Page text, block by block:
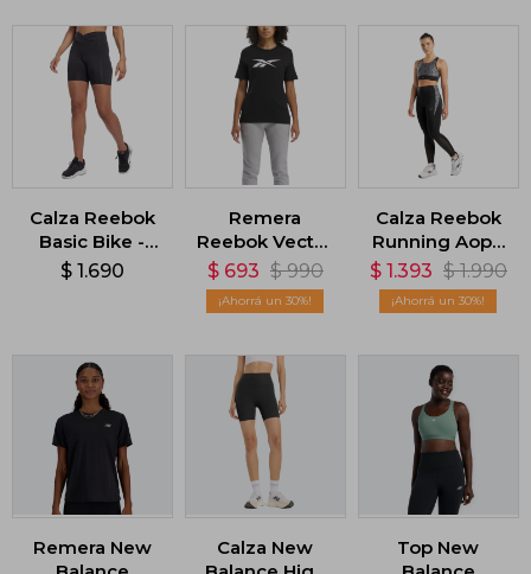
Calza Reebok
Basic Bike -
Negro
$ 1.690
Remera
Reebok Vector
Graphic -
Negro
$ 693 $ 990
30
Calza Reebok
Running Aop -
Negro
$ 1.393 $ 1.990
30
Remera New
Calza New
Top New